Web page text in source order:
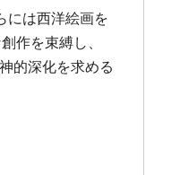
には西洋絵画を
作を束縛し、
的深化を求める